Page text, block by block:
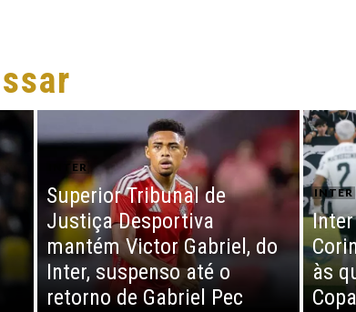
INTER
Superior Tribunal de
Justiça Desportiva
mantém Victor Gabriel, do
Inter, suspenso até o
retorno de Gabriel Pec
INTER
às